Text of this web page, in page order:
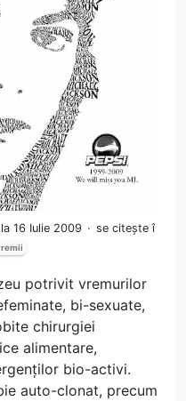
16 Iulie 2009
se citește î
potrivit vremurilor
bi-sexuate,
chirurgiei
alimentare,
bio-activi.
auto-clonat, precum